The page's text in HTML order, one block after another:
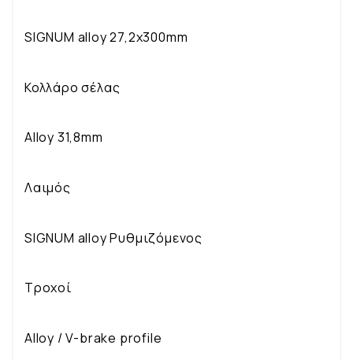
SIGNUM alloy 27,2x300mm
Κολλάρο σέλας
Alloy 31,8mm
Λαιμός
SIGNUM alloy Ρυθμιζόμενος
Τροχοί
Alloy / V-brake profile